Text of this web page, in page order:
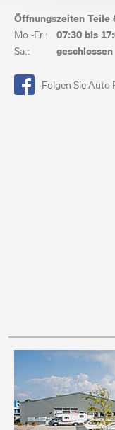
Öffnungszeiten Teile
Mo.-Fr.:
07:30 bis
Sa.:
geschlossen
Folgen Sie Auto